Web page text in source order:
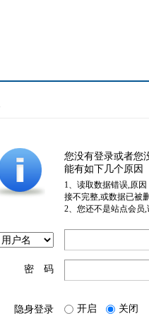
您没有登录或者您
能有如下几个原因
1、读取数据错误,原
接不完整,或数据已被
2、您还不是站点会员
密 码
隐身登录 开启 关闭